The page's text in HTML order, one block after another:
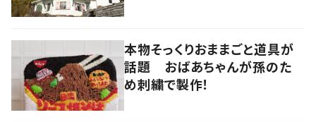
本物そっくりおままごと道具が
話題 おばあちゃんが孫のた
め刺繍で製作！